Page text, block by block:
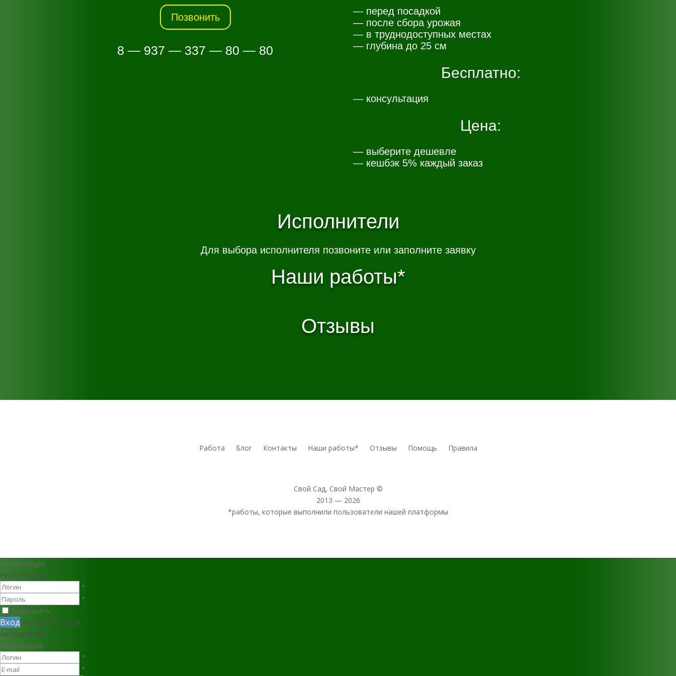
Позвонить
8 — 937 — 337 — 80 — 80
— перед посадкой
— после сбора урожая
— в труднодоступных местах
— глубина до 25 см
Бесплатно:
— консультация
Цена:
— выберите дешевле
— кешбэк 5% каждый заказ
Исполнители
Для выбора исполнителя позвоните или заполните заявку
Наши работы*
Отзывы
Работа Блог Контакты Наши работы* Отзывы Помощь Правила
Свой Сад, Свой Мастер ©
2013 — 2026
*работы, которые выполнили пользователи нашей платформы
Авторизация
Регистрация
*
*
Запомнить
Вход Потеряли пароль ?
Авторизация
Регистрация
*
*